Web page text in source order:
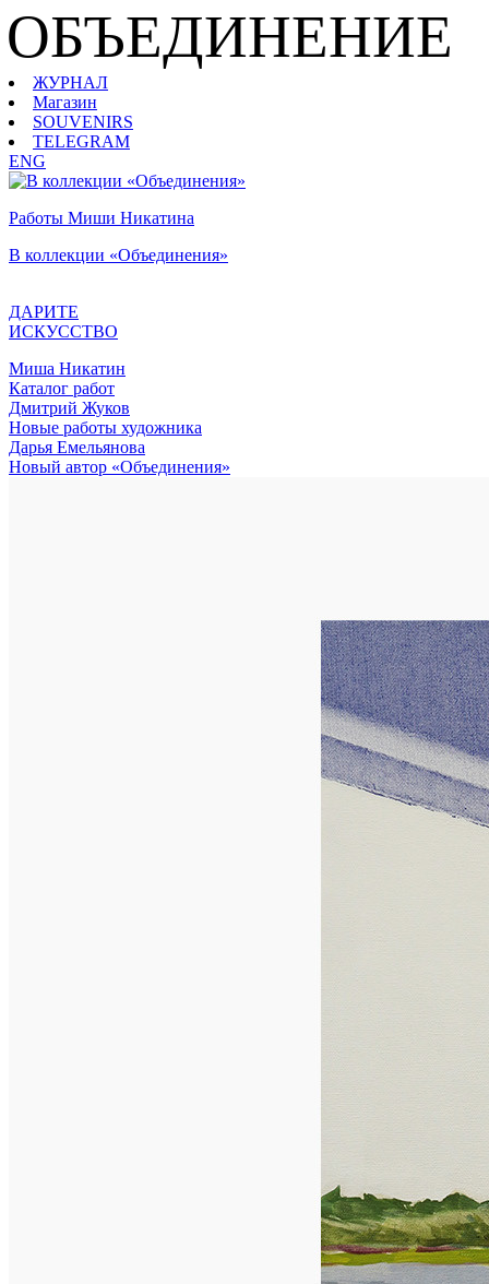
ОБЪЕДИНЕНИЕ
ЖУРНАЛ
Магазин
SOUVENIRS
TELEGRAM
ENG
Работы Миши Никатина
В коллекции «Объединения»
ДАРИТЕ
ИСКУССТВО
Миша Никатин
Каталог работ
Дмитрий Жуков
Новые работы художника
Дарья Емельянова
Новый автор «Объединения»